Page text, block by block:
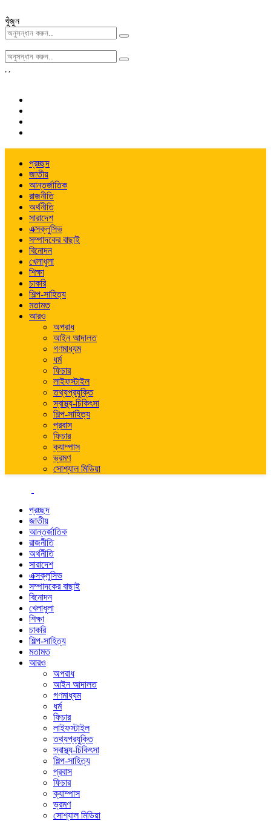
খুঁজুন
, ,
প্রচ্ছদ
জাতীয়
আন্তর্জাতিক
রাজনীতি
অর্থনীতি
সারাদেশ
এক্সক্লুসিভ
সম্পাদকের বাছাই
বিনোদন
খেলাধুলা
শিক্ষা
চাকরি
শিল্প-সাহিত্য
মতামত
আরও
অপরাধ
আইন আদালত
গণমাধ্যম
ধর্ম
ফিচার
লাইফস্টাইল
তথ্যপ্রযুক্তি
স্বাস্থ্য-চিকিৎসা
শিল্প-সাহিত্য
প্রবাস
ফিচার
ক্যাম্পাস
ভ্রমণ
সোশ্যাল মিডিয়া
প্রচ্ছদ
জাতীয়
আন্তর্জাতিক
রাজনীতি
অর্থনীতি
সারাদেশ
এক্সক্লুসিভ
সম্পাদকের বাছাই
বিনোদন
খেলাধুলা
শিক্ষা
চাকরি
শিল্প-সাহিত্য
মতামত
আরও
অপরাধ
আইন আদালত
গণমাধ্যম
ধর্ম
ফিচার
লাইফস্টাইল
তথ্যপ্রযুক্তি
স্বাস্থ্য-চিকিৎসা
শিল্প-সাহিত্য
প্রবাস
ফিচার
ক্যাম্পাস
ভ্রমণ
সোশ্যাল মিডিয়া